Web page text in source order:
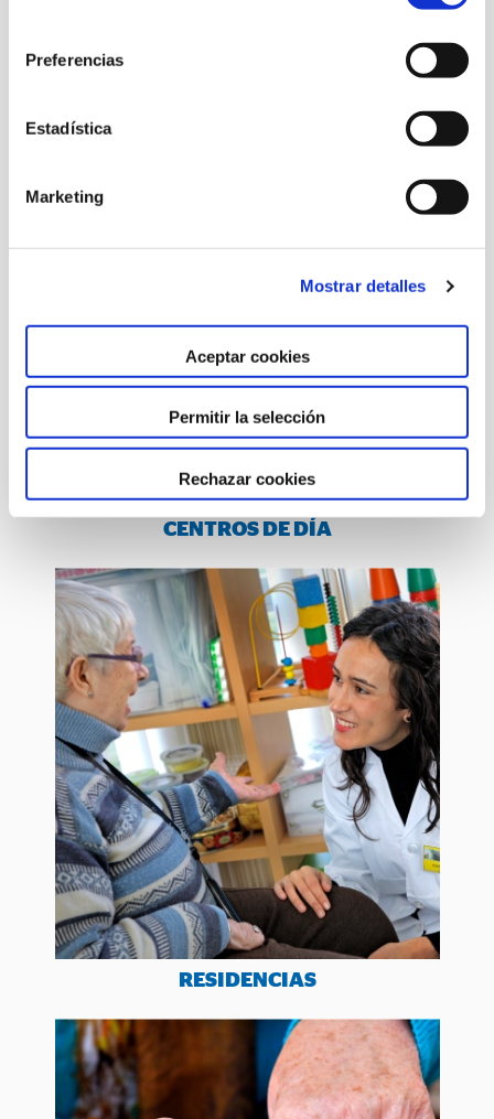
Preferencias
Estadística
Marketing
Mostrar detalles
Aceptar cookies
Permitir la selección
Rechazar cookies
CENTROS DE DÍA
RESIDENCIAS